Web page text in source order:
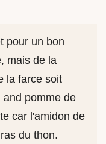
pour un bon
mais de la
la farce soit
and pomme de
car l'amidon de
du thon.